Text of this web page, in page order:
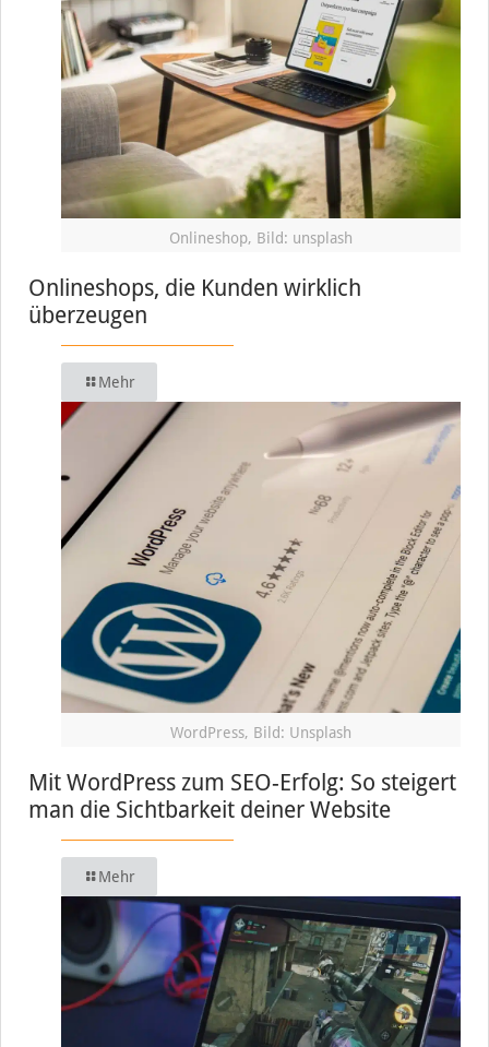
Onlineshop, Bild: unsplash
Onlineshops, die Kunden wirklich
überzeugen
Mehr
WordPress, Bild: Unsplash
Mit WordPress zum SEO-Erfolg: So steigert
man die Sichtbarkeit deiner Website
Mehr